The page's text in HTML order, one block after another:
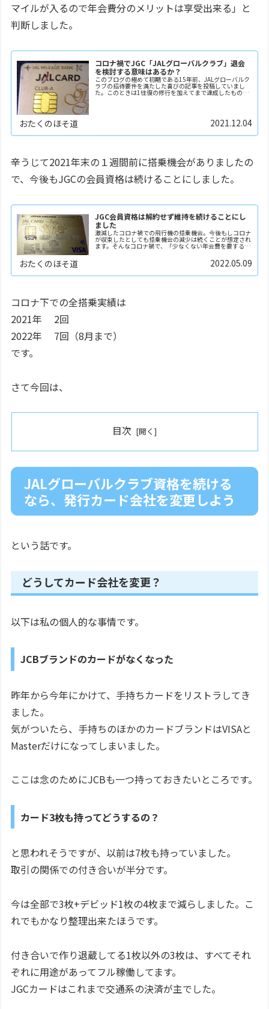
マイルが入るので年会費分のメリットは享受出来る」と
判断しました。
コロナ禍でJGC「JALグローバルクラブ」退会
を検討する意味はあるか？
このブログの極めて初期である15年前、JALグローバルク
ラブの招待要件を満たした喜びの記事を投稿していまし
た。このときは1往復の修行を加えてまで達成したもので
した。このJGCの入会はその後このブログを曲がりなりに
おたくのほそ道 2021.12.04
辛うじて2021年末の１週間前に搭乗機会がありましたの
で、今後もJGCの会員資格は続けることにしました。
JGC会員資格は解約せず維持を続けることにし
ました
激減したコロナ禍での飛行機の搭乗機会。今後もしコロナ
が収束したとしても搭乗機会の減少は続くことが想定され
ます。そんなコロナ禍で、「少なくない年会費を要する
ました。なぜなら、ポイントや電子マネーなどを総合...
おたくのほそ道 2022.05.09
コロナ下での全搭乗実績は
2021年 2回
2022年 7回（8月まで）
です。
さて今回は、
目次
JALグローバルクラブ資格を続ける
なら、発行カード会社を変更しよう
という話です。
どうしてカード会社を変更？
以下は私の個人的な事情です。
JCBブランドのカードがなくなった
昨年から今年にかけて、手持ちカードをリストラしてき
ました。
気がついたら、手持ちのほかのカードブランドはVISAと
Masterだけになってしまいました。
ここは念のためにJCBも一つ持っておきたいところです。
カード3枚も持ってどうするの？
と思われそうですが、以前は7枚も持っていました。
取引の関係での付き合いが半分です。
今は全部で3枚+デビッド1枚の4枚まで減らしました。こ
れでもかなり整理出来たほうです。
付き合いで作り退蔵してる1枚以外の3枚は、すべてそれ
ぞれに用途があってフル稼働してます。
JGCカードはこれまで交通系の決済が主でした。